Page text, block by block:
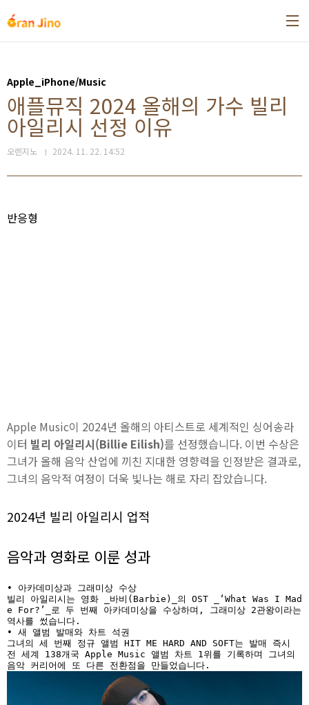
Apple_iPhone/Music
애플뮤직 2024 올해의 가수 빌리
아일리시 선정 이유
오렌지노 2024. 11. 22. 14:52
반응형
Apple Music이 2024년 올해의 아티스트로 세계적인 싱어송라
이터 빌리 아일리시(Billie Eilish)를 선정했습니다. 이번 수상은
그녀가 올해 음악 산업에 끼친 지대한 영향력을 인정받은 결과로,
그녀의 음악적 여정이 더욱 빛나는 해로 자리 잡았습니다.
2024년 빌리 아일리시 업적
음악과 영화로 이룬 성과
• 아카데미상과 그래미상 수상
빌리 아일리시는 영화 _바비(Barbie)_의 OST _‘What Was I Mad
e For?’_로 두 번째 아카데미상을 수상하며, 그래미상 2관왕이라는
역사를 썼습니다.
• 새 앨범 발매와 차트 석권
그녀의 세 번째 정규 앨범 HIT ME HARD AND SOFT는 발매 즉시
전 세계 138개국 Apple Music 앨범 차트 1위를 기록하며 그녀의
음악 커리어에 또 다른 전환점을 만들었습니다.